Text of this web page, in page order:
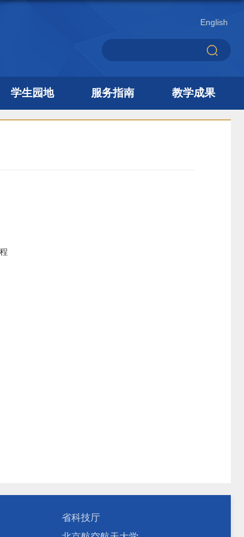
English
学生园地 服务指南 教学成果
省科技厅